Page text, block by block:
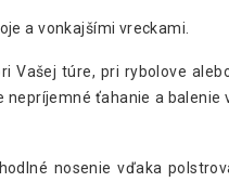
a vonkajšími vreckami.
túre, pri rybolove
ťahanie a balenie
nosenie vďaka